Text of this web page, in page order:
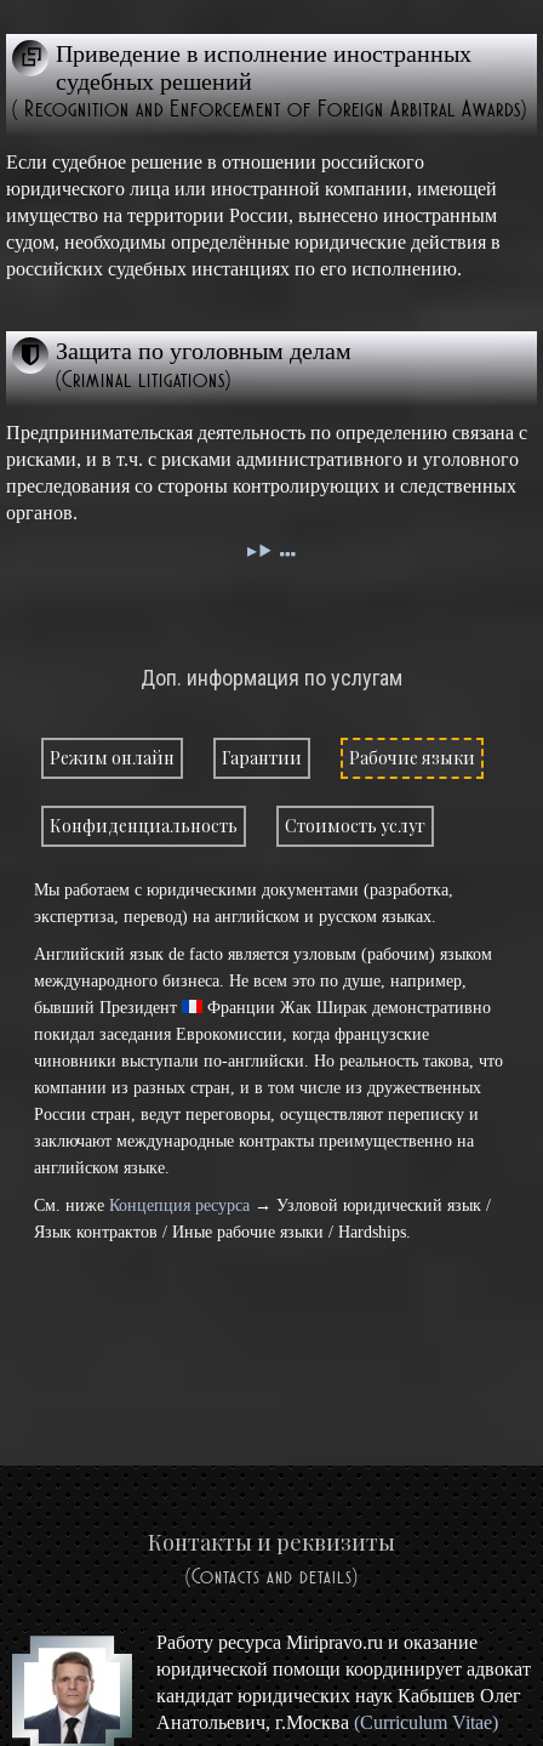
Приведение в исполнение иностранных
судебных решений
( Recognition and Enforcement of Foreign Arbitral Awards)
Если судебное решение в отношении российского
юридического лица или иностранной компании, имеющей
имущество на территории России, вынесено иностранным
судом, необходимы определённые юридические действия в
российских судебных инстанциях по его исполнению.
Защита по уголовным делам
(Criminal litigations)
Предпринимательская деятельность по определению связана с
рисками, и в т.ч. с рисками административного и уголовного
преследования со стороны контролирующих и следственных
органов.
Доп. информация по услугам
Режим онлайн Гарантии Рабочие языки
Конфиденциальность Стоимость услуг
Мы работаем с юридическими документами (разработка,
экспертиза, перевод) на английском и русском языках.
Английский язык de facto является узловым (рабочим) языком
международного бизнеса. Не всем это по душе, например,
бывший Президент
Франции Жак Ширак демонстративно
покидал заседания Еврокомиссии, когда французские
чиновники выступали по-английски. Но реальность такова, что
компании из разных стран, и в том числе из дружественных
России стран, ведут переговоры, осуществляют переписку и
заключают международные контракты преимущественно на
английском языке.
См. нижеКонцепция ресурса → Узловой юридический язык /
Язык контрактов / Иные рабочие языки / Hardships.
Контакты и реквизиты
(Contacts and details)
Работу ресурса Miripravo.ru и оказание
юридической помощи координирует адвокат
кандидат юридических наук Кабышев Олег
Анатольевич, г.Москва (Curriculum Vitae)